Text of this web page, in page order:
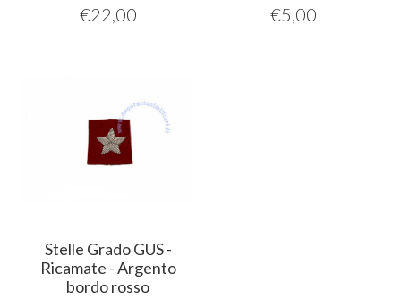
€22,00 €5,00
Stelle Grado GUS -
Ricamate - Argento
bordo rosso